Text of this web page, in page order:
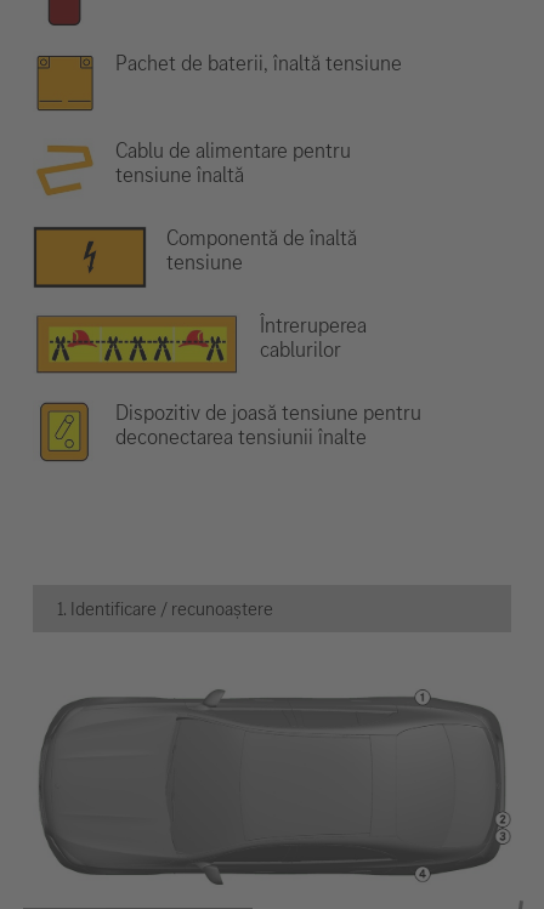
Pachet de baterii, înaltă tensiune
Cablu de alimentare pentru
tensiune înaltă
Componentă de înaltă
tensiune
Întreruperea
cablurilor
Dispozitiv de joasă tensiune pentru
deconectarea tensiunii înalte
1. Identificare / recunoaștere